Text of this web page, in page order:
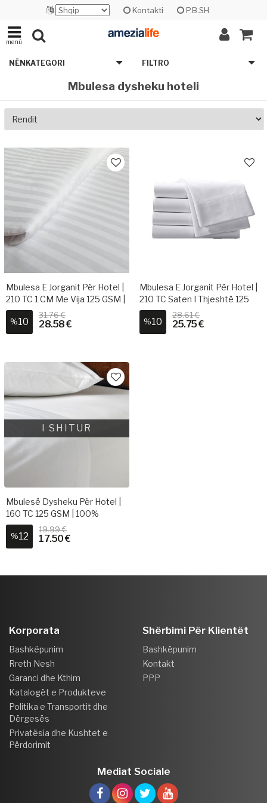
Kontakti P.B.SH
menü
NËNKATEGORI FILTRO
Mbulesa dysheku hoteli
Mbulesa E Jorganit Për Hotel |
210 TC 1 CM Me Vija 125 GSM |
100% Pambuk
%10
31.76 €
28.58 €
Mbulesa E Jorganit Për Hotel |
210 TC Saten I Thjeshtë 125
GSM | 100% Pambuk
%10
28.61 €
25.75 €
I SHITUR
Mbulesë Dysheku Për Hotel |
160 TC 125 GSM | 100%
Pambuk
%12
19.99 €
17.50 €
Korporata
Bashkëpunim
Rreth Nesh
Garanci dhe Kthim
Katalogët e Produkteve
Politika e Transportit dhe
Dërgesës
Privatësia dhe Kushtet e
Përdorimit
Shërbimi Për Klientët
Bashkëpunim
Kontakt
PPP
Mediat Sociale